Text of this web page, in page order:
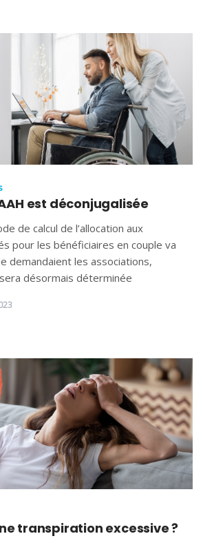
est déconjugalisée
de calcul de l’allocation aux
pour les bénéficiaires en couple va
demandaient les associations,
désormais déterminée
transpiration excessive ?